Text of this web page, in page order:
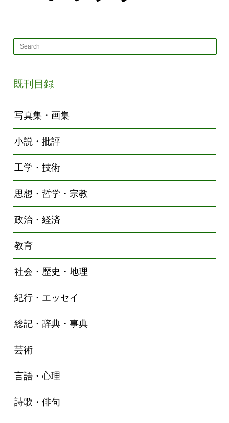
既刊目録
写真集・画集
小説・批評
工学・技術
思想・哲学・宗教
政治・経済
教育
社会・歴史・地理
紀行・エッセイ
総記・辞典・事典
芸術
言語・心理
詩歌・俳句